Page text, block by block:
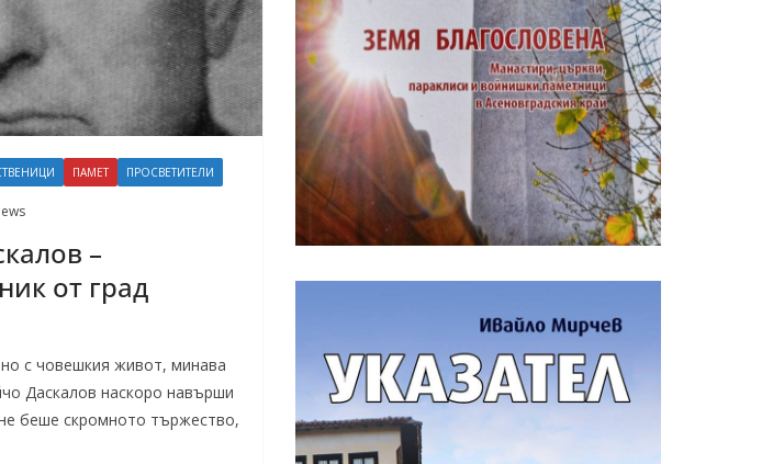
ПАМЕТ ПРОСВЕТИТЕЛИ
–
от град
с човешкия живот, минава
Даскалов наскоро навърши
беше скромното тържество,